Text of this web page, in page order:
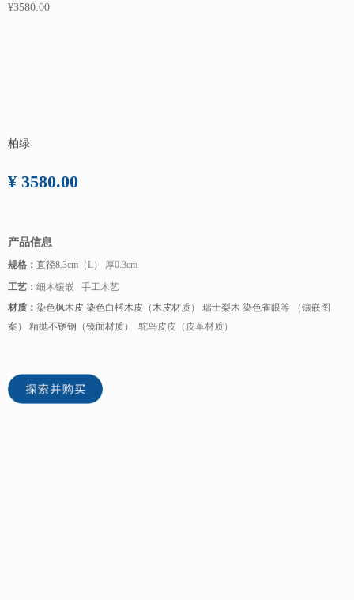
¥3580.00
柏绿
¥ 3580.00
产品信息
规格： 直径8.3cm（L） 厚0.3cm
工艺： 细木镶嵌 手工木艺
材质： 染色枫木皮 染色白梣木皮（木皮材质） 瑞士梨木 染色雀眼等 （镶嵌图
案） 精抛不锈钢（镜面材质）
鸵鸟皮皮（皮革材质）